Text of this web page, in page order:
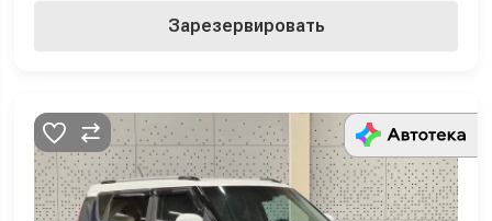
Зарезервировать